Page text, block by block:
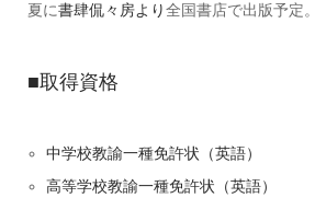
夏に書肆侃々房より全国書店で出版予定。
■取得資格
中学校教諭一種免許状（英語）
高等学校教諭一種免許状（英語）